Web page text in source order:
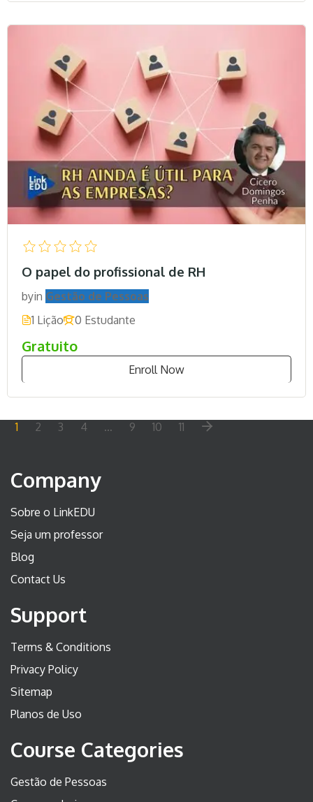
O papel do profissional de RH
byin Gestão de Pessoas
1 Lição
0 Estudante
Gratuito
Enroll Now
1 2 3 4 … 9 10 11
Company
Sobre o LinkEDU
Seja um professor
Blog
Contact Us
Support
Terms & Conditions
Privacy Policy
Sitemap
Planos de Uso
Course Categories
Gestão de Pessoas